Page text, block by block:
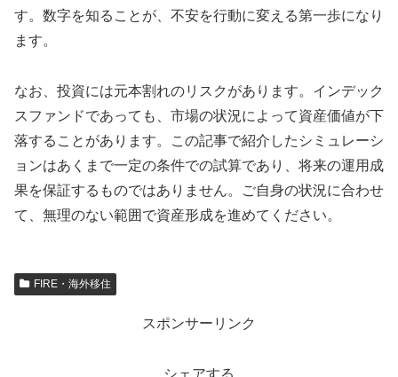
す。数字を知ることが、不安を行動に変える第一歩になり
ます。
なお、投資には元本割れのリスクがあります。インデック
スファンドであっても、市場の状況によって資産価値が下
落することがあります。この記事で紹介したシミュレーシ
ョンはあくまで一定の条件での試算であり、将来の運用成
果を保証するものではありません。ご自身の状況に合わせ
て、無理のない範囲で資産形成を進めてください。
FIRE・海外移住
スポンサーリンク
シェアする